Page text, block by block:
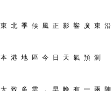
東 北 季 候 風 正 影 響 廣 東
本 港 地 區 今 日 天 氣 預 測
大 致 多 雲 ， 早 晚 有 一 兩